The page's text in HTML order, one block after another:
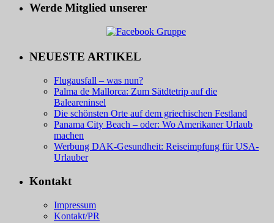
Werde Mitglied unserer
NEUESTE ARTIKEL
Flugausfall – was nun?
Palma de Mallorca: Zum Sätdtetrip auf die
Baleareninsel
Die schönsten Orte auf dem griechischen Festland
Panama City Beach – oder: Wo Amerikaner Urlaub
machen
Werbung DAK-Gesundheit: Reiseimpfung für USA-
Urlauber
Kontakt
Impressum
Kontakt/PR